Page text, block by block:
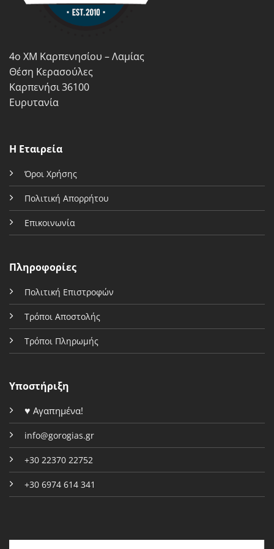
επιλεγούν
προϊόντος
να
4ο ΧΜ Καρπενησίου – Λαμίας
Θέση Κερασούλες
Καρπενήσι 36100
Ευρυτανία
Η Εταιρεία
Όροι Χρήσης
Πολιτική Απορρήτου
Επικοινωνία
Πληροφορίες
Πολιτική Επιστροφών
Τρόποι Αποστολής
Τρόποι Πληρωμής
Υποστήριξη
♥ Αγαπημένα!
info@gorogias.gr
+30 22370 22752
+30 6974 614 341